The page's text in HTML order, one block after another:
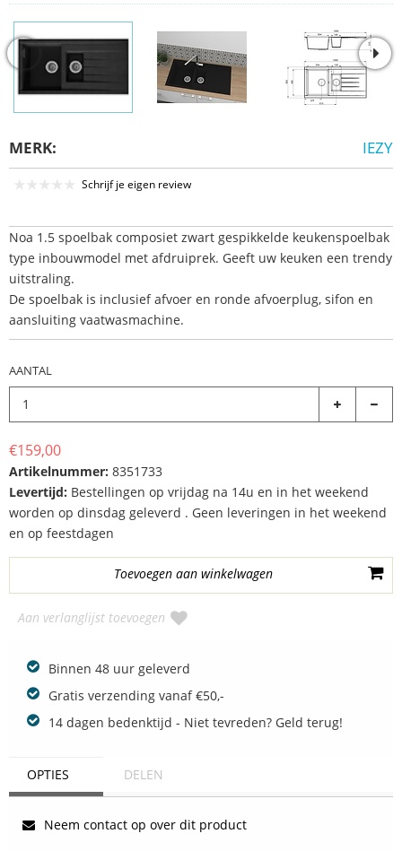
MERK: IEZY
Schrijf je eigen review
Noa 1.5 spoelbak composiet zwart gespikkelde keukenspoelbak
type inbouwmodel met afdruiprek. Geeft uw keuken een trendy
uitstraling.
De spoelbak is inclusief afvoer en ronde afvoerplug, sifon en
aansluiting vaatwasmachine.
AANTAL
€159,00
Artikelnummer: 8351733
Levertijd: Bestellingen op vrijdag na 14u en in het weekend
worden op dinsdag geleverd . Geen leveringen in het weekend
en op feestdagen
Aan verlanglijst toevoegen
Binnen 48 uur geleverd
Gratis verzending vanaf €50,-
14 dagen bedenktijd - Niet tevreden? Geld terug!
OPTIES DELEN
Neem contact op over dit product